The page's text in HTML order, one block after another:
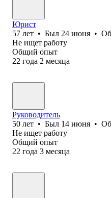
Юрист
57 лет • Был 24 июня •
Не ищет работу
Общий опыт
22 года 2 месяца
Руководитель
50 лет • Был 14 июня •
Не ищет работу
Общий опыт
22 года 3 месяца